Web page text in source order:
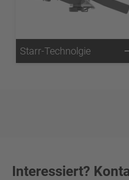
Starr-Technolgie
Interessiert?